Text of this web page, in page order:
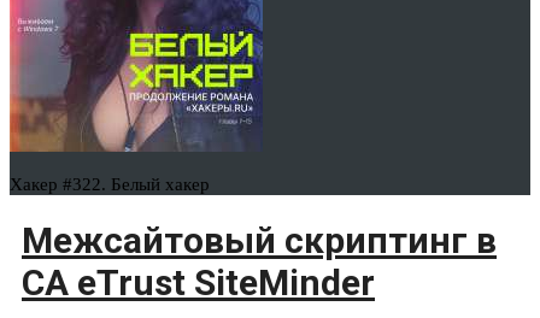
Хакер #322. Белый хакер
Межсайтовый скриптинг в
CA eTrust SiteMinder